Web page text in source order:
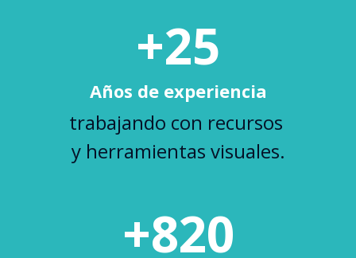
+25
Años de experiencia
trabajando con recursos
y herramientas visuales.
+820